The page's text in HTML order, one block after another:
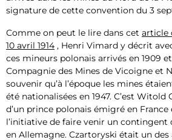
signature de cette convention du 3
Comme on peut le lire dans cet article
10 avril 1914 , Henri Vimard y décrit
ces mineurs polonais arrivés en 1909
Compagnie des Mines de Vicoigne et
souvenir qu’à l’époque les mines
été nationalisées en 1947. C’est
d’un prince polonais émigré en France
l’initiative de faire venir un contingent
en Allemagne. Czartoryski était un